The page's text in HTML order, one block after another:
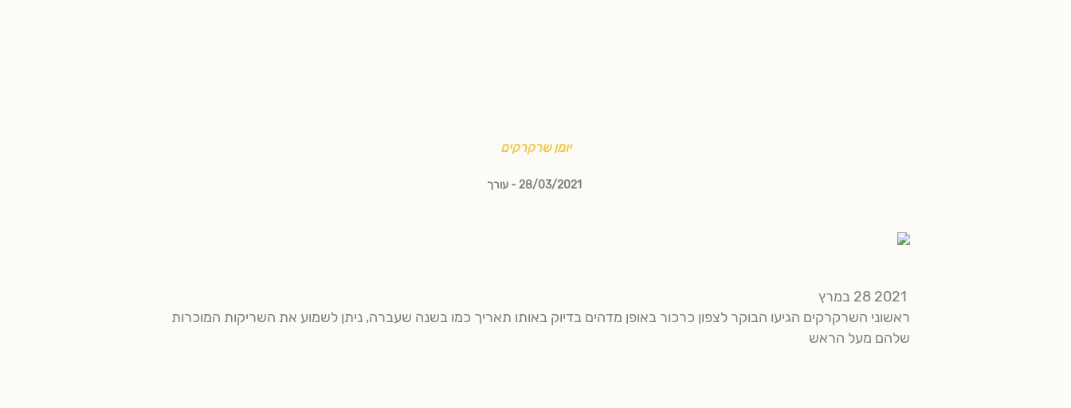
יומן שרקרקים
28/03/2021 עורך
ראשוני השרקרקים הגיעו הבוקר לצפון כרכור באופן מדהים בדיוק באותו תאריך כמו בשנה שעברה, ניתן לשמוע את השריקות המוכרות
שלהם מעל הראש